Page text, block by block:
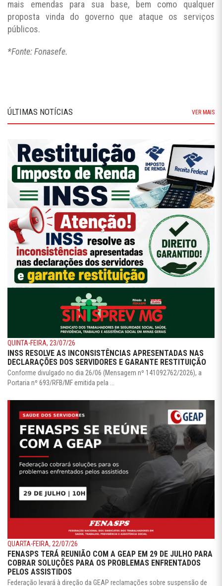
mais emendas para sua base, bem como qualquer
proposta vinda do governo que ataque os serviços
públicos.
*Fonte: Fonasefe.
ÚLTIMAS NOTÍCIAS VER MAIS
QUINTA-FEIRA, 23/07/26
INSS RESOLVE AS INCONSISTÊNCIAS APRESENTADAS NAS
DECLARAÇÕES DOS SERVIDORES E GARANTE RESTITUIÇÃO
Conforme divulgado no dia 26/06 (Mensagem nº 141092762/2026), a
Portaria nº 693/RFB/MF emitida pela ...
QUARTA-FEIRA, 22/07/26
FENASPS TERÁ REUNIÃO COM A GEAP EM 29 DE JULHO PARA
COBRAR SOLUÇÕES PARA OS PROBLEMAS ENFRENTADOS
PELOS ASSISTIDOS
Federação levará à direção da GEAP reclamações sobre suspensão de